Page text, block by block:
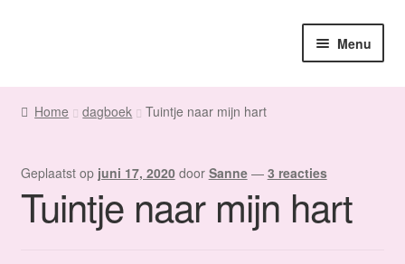
navigatie
inhoud
Menu
Home
Maatwerk
Winkel
Home dagboek Tuintje naar mijn hart
Geplaatst op juni 17, 2020 door Sanne — 3 reacties
Tuintje naar mijn hart